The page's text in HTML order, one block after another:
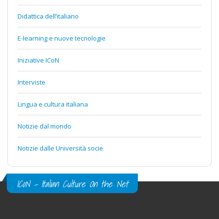
Didattica dell’italiano
E-learning e nuove tecnologie
Iniziative ICoN
Interviste
Lingua e cultura italiana
Notizie dal mondo
Notizie dalle Università socie
ICoN - Italian Culture On the Net